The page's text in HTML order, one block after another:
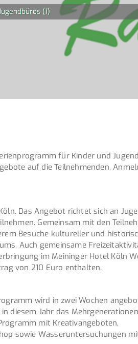
(1)
für Kinder und
auf die Teilnehmenden.
Das Angebot richtet sich an
Gemeinsam mit den
Besuche kultureller und
Auch gemeinsame
im Meininger Hotel Köln
von 210 Euro enthalten.
wird in zwei Wochen
diesem Jahr das
mit Kreativangeboten,
sowie Wasseruntersuchungen